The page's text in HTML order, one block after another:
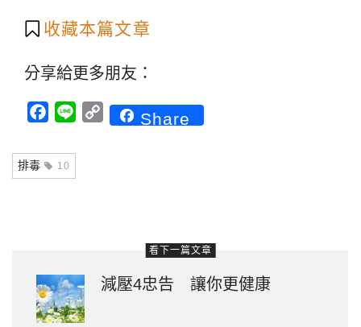
收藏本篇文章
分享給更多朋友：
Facebook
Line CopyShare
排毒 10
看下一篇文章
減壓4忠告 讓你更健康